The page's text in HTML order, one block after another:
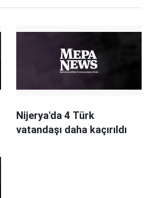
Nijerya'da 4 Türk
vatandaşı daha kaçırıldı